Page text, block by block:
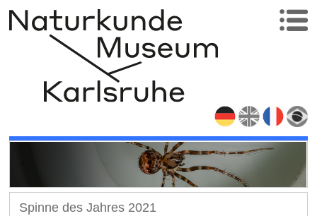
Spinne des Jahres 2021